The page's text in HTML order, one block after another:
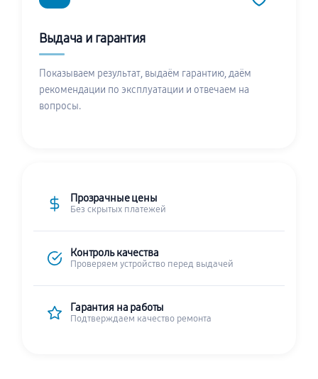
Выдача и гарантия
Показываем результат, выдаём гарантию, даём
рекомендации по эксплуатации и отвечаем на
вопросы.
Прозрачные цены
Без скрытых платежей
Контроль качества
Проверяем устройство перед выдачей
Гарантия на работы
Подтверждаем качество ремонта